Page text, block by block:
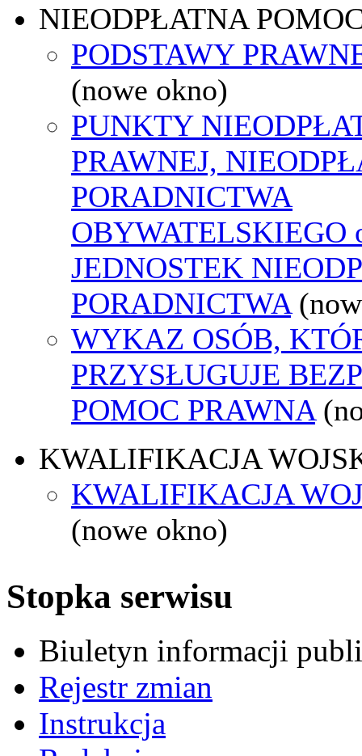
NIEODPŁATNA
PODSTAWY
(nowe okno)
PUNKTY
PRAWNEJ,
PORADNICTWA
OBYWATELSKIEGO
JEDNOSTEK
PORADNICTWA
WYKAZ OSÓB,
PRZYSŁUGUJE
POMOC PRAWNA
KWALIFIKACJA
KWALIFIKACJA
(nowe okno)
Stopka serwisu
Biuletyn informacji
Rejestr zmian
Instrukcja